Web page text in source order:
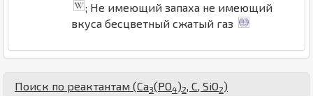
; Не имеющий запаха не имеющий
вкуса бесцветный сжатый газ
Поиск по реактантам (Ca3(PO4)2 C SiO2)